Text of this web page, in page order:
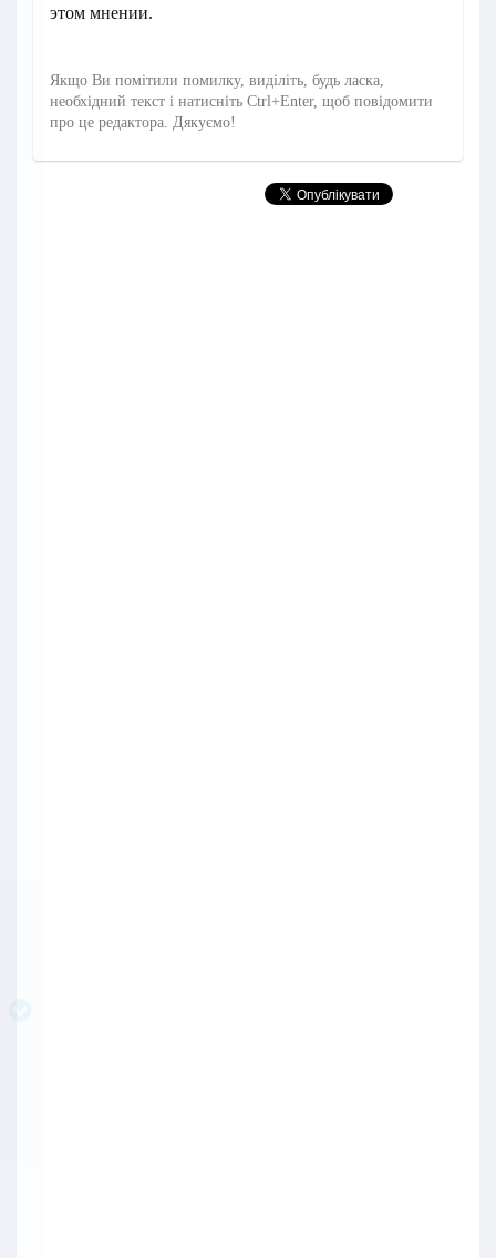
этом мнении.
Якщо Ви помітили помилку, виділіть, будь ласка,
необхідний текст і натисніть Ctrl+Enter, щоб повідомити
про це редактора. Дякуємо!